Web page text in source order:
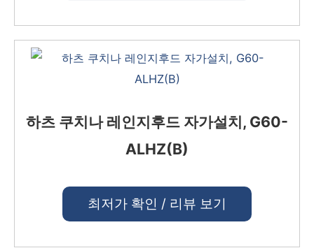
하츠 쿠치나 레인지후드 자가설치, G60-
ALHZ(B)
최저가 확인 / 리뷰 보기